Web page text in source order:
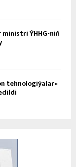
ÝHHG-niň
tehnologiýalar»